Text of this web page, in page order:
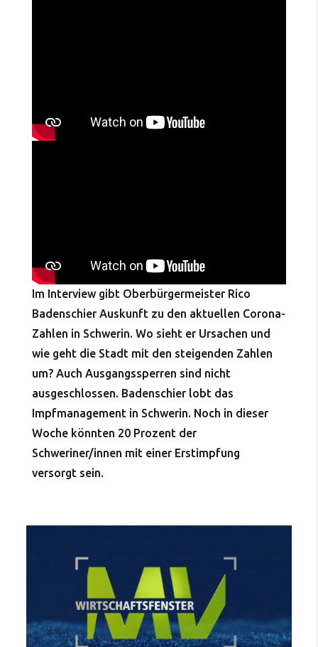
Im Interview gibt Oberbürgermeister Rico
Badenschier Auskunft zu den aktuellen Corona-
Zahlen in Schwerin. Wo sieht er Ursachen und
wie geht die Stadt mit den steigenden Zahlen
um? Auch Ausgangssperren sind nicht
ausgeschlossen. Badenschier lobt das
Impfmanagement in Schwerin. Noch in dieser
Woche könnten 20 Prozent der
Schweriner/innen mit einer Erstimpfung
versorgt sein.